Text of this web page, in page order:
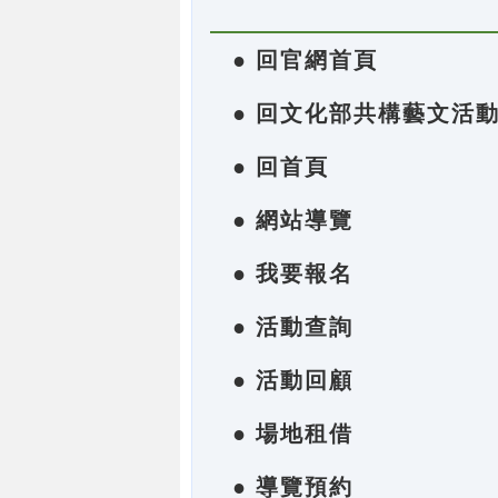
● 回官網首頁
● 回文化部共構藝文活
● 回首頁
● 網站導覽
● 我要報名
● 活動查詢
● 活動回顧
● 場地租借
● 導覽預約